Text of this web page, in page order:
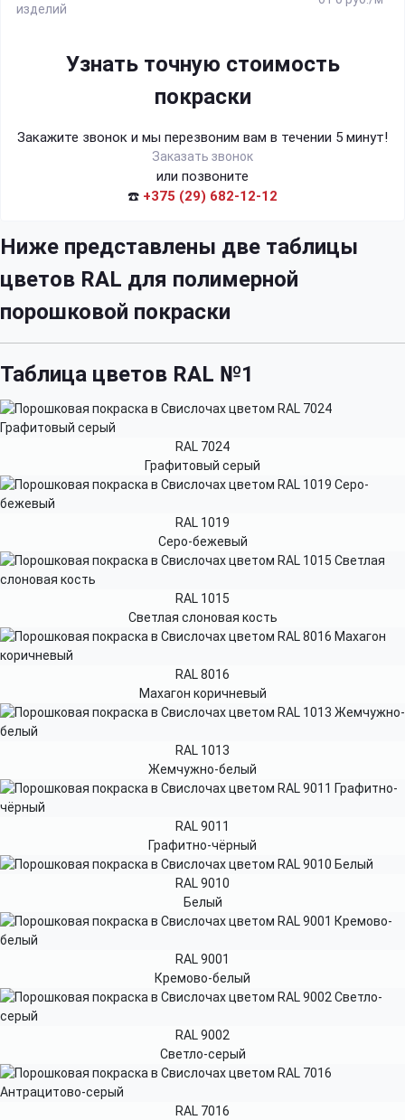
изделий
Узнать точную стоимость
покраски
Закажите звонок и мы перезвоним вам в течении 5 минут!
Заказать звонок
или позвоните
☎️ +375 (29) 682-12-12
Ниже представлены две таблицы
цветов RAL для полимерной
порошковой покраски
Таблица цветов RAL №1
RAL 7024
Графитовый серый
RAL 1019
Серо-бежевый
RAL 1015
Светлая слоновая кость
RAL 8016
Махагон коричневый
RAL 1013
Жемчужно-белый
RAL 9011
Графитно-чёрный
RAL 9010
Белый
RAL 9001
Кремово-белый
RAL 9002
Светло-серый
RAL 7016